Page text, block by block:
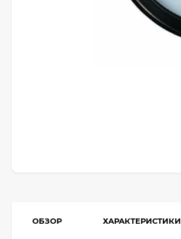
ОБЗОР ХАРАКТЕРИСТИКИ